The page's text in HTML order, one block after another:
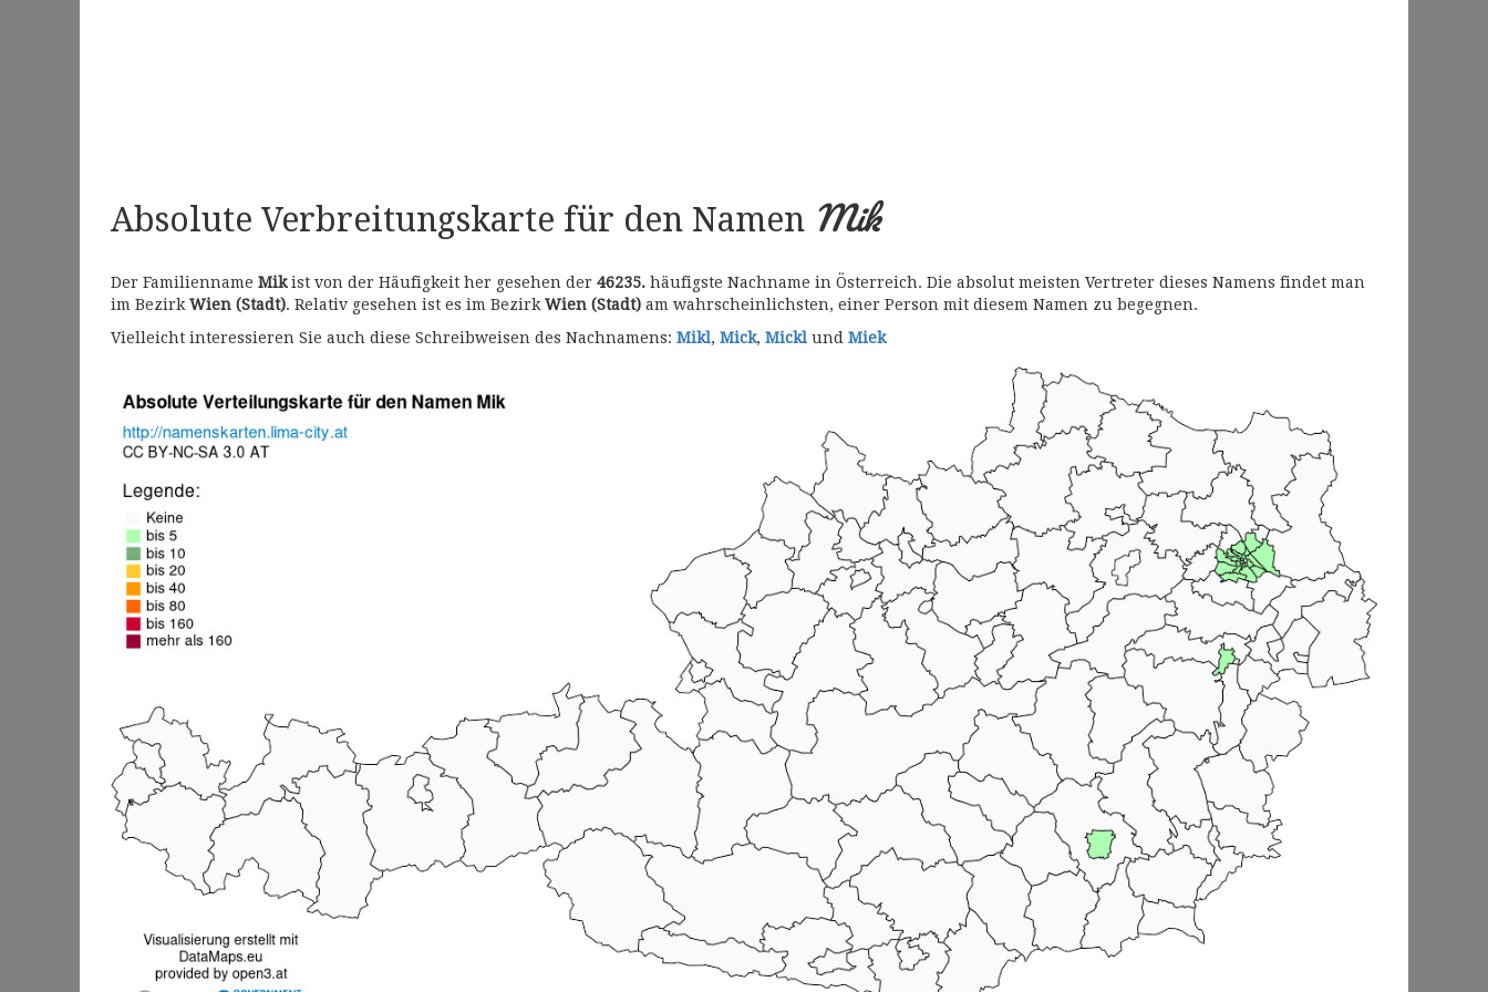
Absolute Verbreitungskarte für den Namen Mik
Der Familienname Mikist von der Häufigkeit her gesehen der 46235. häufigste Nachname in Österreich. Die absolut meisten Vertreter dieses Namens findet man
im BezirkWien (Stadt). Relativ gesehen ist es im BezirkWien (Stadt) am wahrscheinlichsten, einer Person mit diesem Namen zu begegnen.
Vielleicht interessieren Sie auch diese Schreibweisen des Nachnamens: Mikl, Mick, Mickl und Miek